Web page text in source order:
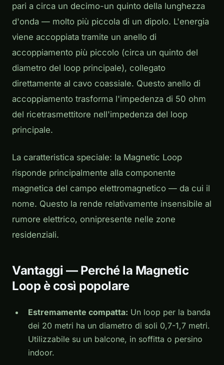
pari a circa un decimo-un quinto della lunghezza
d'onda — molto più piccola di un dipolo. L'energia
viene accoppiata tramite un anello di
accoppiamento più piccolo (circa un quinto del
diametro del loop principale), collegato
direttamente al cavo coassiale. Questo anello di
accoppiamento trasforma l'impedenza di 50 ohm
del ricetrasmettitore nell'impedenza del loop
principale.
La caratteristica speciale: la Magnetic Loop
risponde principalmente alla componente
magnetica del campo elettromagnetico — da cui il
nome. Questo la rende relativamente insensibile al
rumore elettrico, onnipresente nelle zone
residenziali.
Vantaggi — Perché la Magnetic
Loop è così popolare
Estremamente compatta: Un loop per la banda
dei 20 metri ha un diametro di soli 0,7-1,7 metri.
Utilizzabile su un balcone, in soffitta o persino
indoor.